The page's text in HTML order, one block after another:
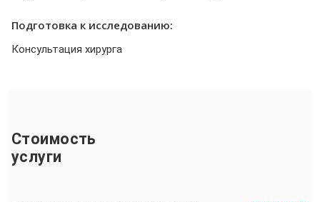
Подготовка к исследованию:
Консультация хирурга
Стоимость
услуги